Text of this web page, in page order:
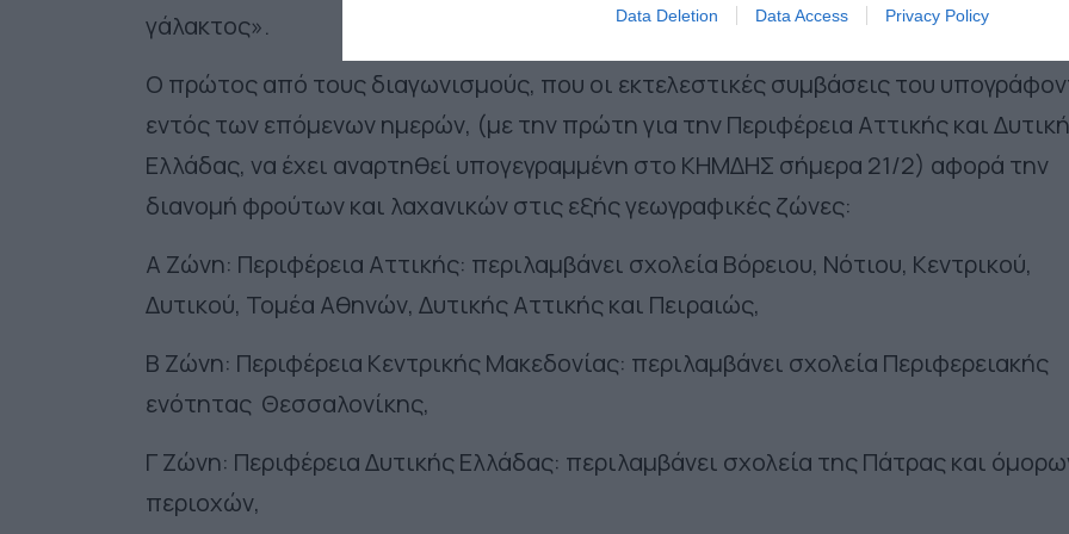
Data Deletion Data Access Privacy Policy
γάλακτος».
Ο πρώτος από τους διαγωνισμούς, που οι εκτελεστικές συμβάσεις του
εντός των επόμενων ημερών, (με την πρώτη για την Περιφέρεια Αττικής και
Ελλάδας, να έχει αναρτηθεί υπογεγραμμένη στο ΚΗΜΔΗΣ σήμερα 21/2) αφορά την
διανομή φρούτων και λαχανικών στις εξής γεωγραφικές ζώνες:
Α Ζώνη: Περιφέρεια Αττικής: περιλαμβάνει σχολεία Βόρειου, Νότιου, Κεντρικού,
Δυτικού, Τομέα Αθηνών, Δυτικής Αττικής και Πειραιώς,
Β Ζώνη: Περιφέρεια Κεντρικής Μακεδονίας: περιλαμβάνει σχολεία Περιφερειακής
ενότητας Θεσσαλονίκης,
Γ Ζώνη: Περιφέρεια Δυτικής Ελλάδας: περιλαμβάνει σχολεία της Πάτρας και
περιοχών,